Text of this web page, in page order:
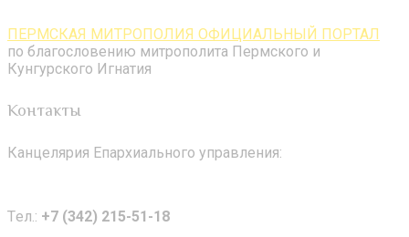
ПЕРМСКАЯ МИТРОПОЛИЯ ОФИЦИАЛЬНЫЙ ПОРТАЛ
по благословению митрополита Пермского и
Кунгурского Игнатия
Контакты
Канцелярия Епархиального управления:
Tел.: +7 (342) 215-51-18